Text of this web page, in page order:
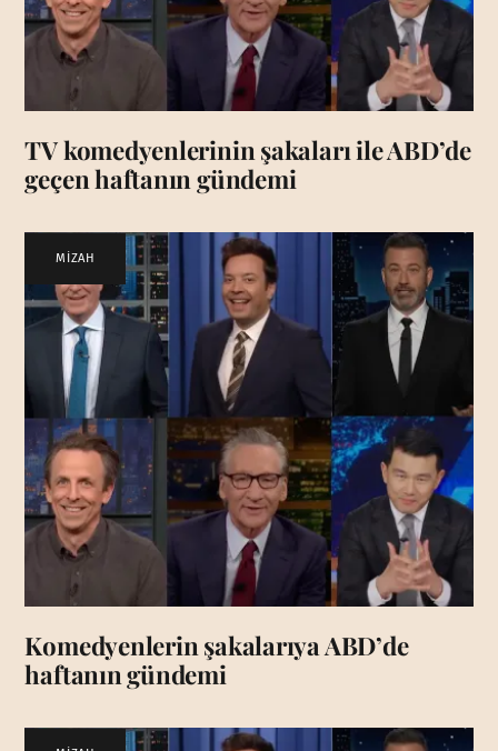
TV komedyenlerinin şakaları ile ABD’de
geçen haftanın gündemi
MİZAH
Komedyenlerin şakalarıya ABD’de
haftanın gündemi